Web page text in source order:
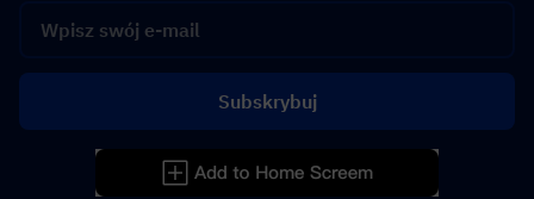
Subskrybuj